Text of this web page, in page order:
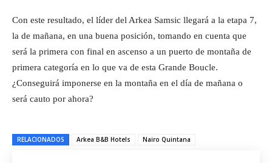
Con este resultado, el líder del Arkea Samsic llegará a la etapa 7,
la de mañana, en una buena posición, tomando en cuenta que
será la primera con final en ascenso a un puerto de montaña de
primera categoría en lo que va de esta Grande Boucle.
¿Conseguirá imponerse en la montaña en el día de mañana o
será cauto por ahora?
RELACIONADOS Arkea B&B Hotels Nairo Quintana